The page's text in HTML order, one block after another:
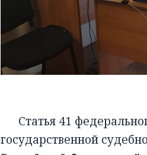
Статья 41
государственной